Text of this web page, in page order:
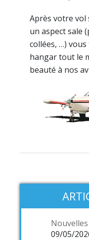
Après votre vol
un aspect sale
collées, …)
hangar tout le
beauté à nos
Nouvelles
09/05/